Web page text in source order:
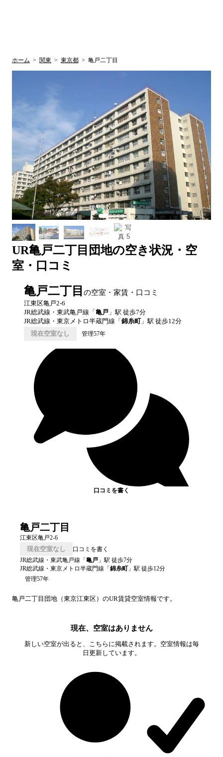
ホーム > 関東 > 東京都 > 亀戸二丁目
UR亀戸二丁目団地の空き状況・空
室・口コミ
亀戸二丁目 の空室・家賃・口コミ
江東区亀戸2-6
JR総武線・東武亀戸線 「 亀戸 」駅 徒歩7分
JR総武線・東京メトロ半蔵門線 「 錦糸町」駅 徒歩12分
現在空室なし
管理57年
口コミを書く
亀戸二丁目
江東区亀戸2-6
現在空室なし
口コミを書く
JR総武線・東武亀戸線 「 亀戸 」駅 徒歩7分
JR総武線・東京メトロ半蔵門線 「 錦糸町 」駅 徒歩12分
管理57年
亀戸二丁目 団地（東京江東区）のUR賃貸空室情報です。
現在、空室はありません
新しい空室が出ると、こちらに掲載されます。空室情報は毎
日更新しています。